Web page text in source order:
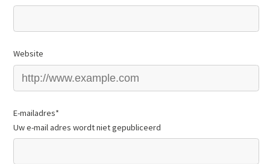
Website
E-mailadres*
Uw e-mail adres wordt niet gepubliceerd